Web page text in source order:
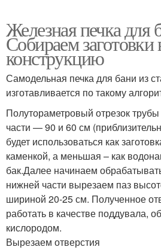
Железная печка для
Собираем
конструкцию
Самодельная печка для бани из
изготавливается по такому
Полутораметровый отрезок
части — 90 и 60 см
будет использоваться как
каменкой, а меньшая – как
бак.Далее начинаем
нижней части вырезаем паз
шириной 20-25 см. Полученное
работать в качестве поддувала,
кислородом.
Вырезаем отверстия